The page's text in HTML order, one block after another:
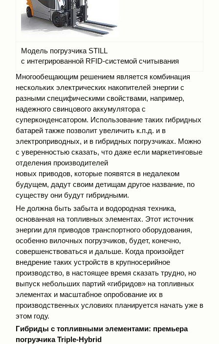
Модель погрузчика STILL
с интегрированной RFID-системой считывания
Многообещающим решением является комбинация
нескольких электрических накопителей энергии с
разными специфическими свойствами, например,
надежного свинцового аккумулятора с
суперконденсатором. Использование таких гибридных
батарей также позволит увеличить к.п.д. и в
электроприводных, и в гибридных погрузчиках. Можно
с уверенностью сказать, что даже если маркетинговые
отделения производителей
новых приводов, которые появятся в недалеком
будущем, дадут своим детищам другое название, по
существу они будут гибридными.
Не должна быть забыта и водородная техника,
основанная на топливных элементах. Этот источник
энергии для приводов транспортного оборудования,
особенно вилочных погрузчиков, будет, конечно,
совершенствоваться и дальше. Когда произойдет
внедрение таких устройств в крупносерийное
производство, в настоящее время сказать трудно, но
выпуск небольших партий «гибридов» на топливных
элементах и масштабное опробование их в
производственных условиях планируется начать уже в
этом году.
Гибриды с топливными элементами: премьера
погрузчика Triple-Нуbrid